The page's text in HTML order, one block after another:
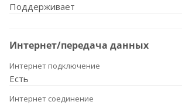
Поддерживает
Интернет/передача данных
Интернет подключение
Есть
Интернет соединение